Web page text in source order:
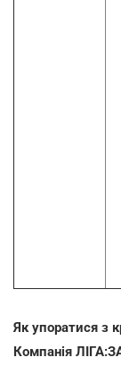
Як упоратися з
Компанія